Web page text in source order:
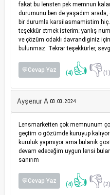
fakat bu lensten pek memnun
durumunu ben de yaşadım arada,
bir durumla karsilasmamistim
teşekkür etmek isterim; yanlış
ve çözüm odaklı davrandiginiz
bulunmaz. Tekrar teşekkürler,
💬Cevap Yaz (4) 👍👎(1)
Ayşenur A 03.03.2024
Lensmarketten çok memnunum
geçtim o gözümde kuruyup
kuruluk yapmıyor ama bulanık
devam edeceğim uygun lensi
sanırım
💬Cevap Yaz (4) 👍👎(2)